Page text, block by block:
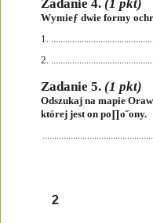
Zadanie 4. (1 pkt)
Wymieƒ dwie formy
1.
2.
Zadanie 5. (1 pkt)
Odszukaj na mapie
której jest on po∏o˝ony.
2